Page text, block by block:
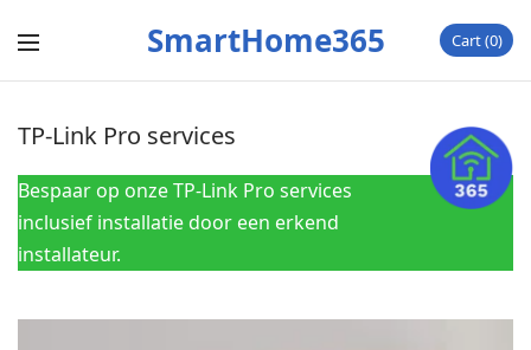
SmartHome365 Cart 0
TP-Link Pro services
Bespaar op onze TP-Link Pro services
inclusief installatie door een erkend
installateur.